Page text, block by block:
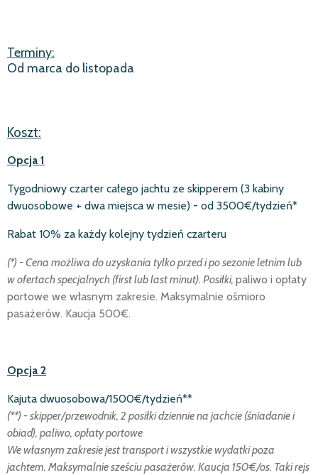
Terminy:
Od marca do listopada
Koszt:
Opcja 1
Tygodniowy czarter całego jachtu ze skipperem (3 kabiny
dwuosobowe + dwa miejsca w mesie) - od 3500€/tydzień*
Rabat 10% za każdy kolejny tydzień czarteru
(*) - Cena możliwa do uzyskania tylko przed i po sezonie letnim lub
w ofertach specjalnych (first lub last minut). Posiłki, paliwo i opłaty
portowe we własnym zakresie. Maksymalnie ośmioro
pasażerów. Kaucja 500€.
Opcja 2
Kajuta dwuosobowa/1500€/tydzień**
(**) - skipper/przewodnik, 2 posiłki dziennie na jachcie (śniadanie i
obiad), paliwo, opłaty portowe
We własnym zakresie jest transport i wszystkie wydatki poza
jachtem. Maksymalnie sześciu pasażerów. Kaucja 150€/os. Taki rejs